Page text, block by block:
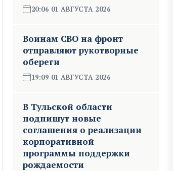
20:06 01 АВГУСТА 2026
Воинам СВО на фронт
отправляют рукотворные
обереги
19:09 01 АВГУСТА 2026
В Тульской области
подпишут новые
соглашения о реализации
корпоративной
программы поддержки
рождаемости